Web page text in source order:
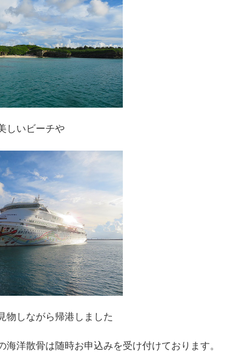
しいビーチや
物しながら帰港しました
海洋散骨は随時お申込みを受け付けております。